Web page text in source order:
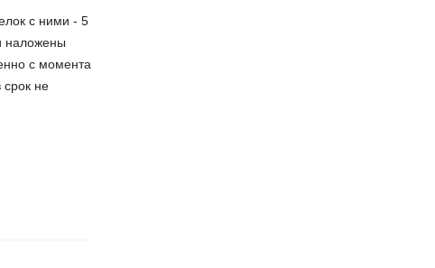
с ними - 5
наложены
с момента
срок не